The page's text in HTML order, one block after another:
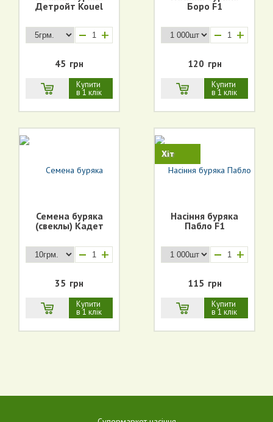
Детройт Kouel
+
45 грн
Купити
в 1 клік
Боро F1
+
120 грн
Купити
в 1 клік
Семена буряка
(свеклы) Кадет
+
35 грн
Купити
в 1 клік
Хіт
Насіння буряка
Пабло F1
+
115 грн
Купити
в 1 клік